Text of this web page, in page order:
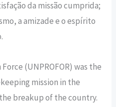
da missão cumprida;
a amizade e o espírito
(UNPROFOR) was the
mission in the
breakup of the country.